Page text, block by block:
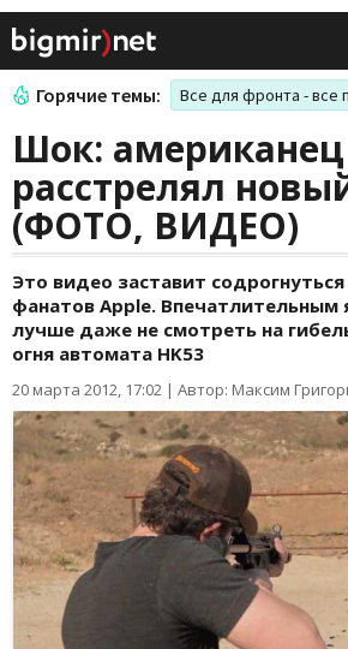
Горячие темы: Все для фронта - все
Шок: американец
расстрелял
(ФОТО, ВИДЕО)
Это видео заставит
фанатов Apple. Впечатлительным
лучше даже не смотреть на
огня автомата HK53
20 марта 2012, 17:02 | Автор: Максим